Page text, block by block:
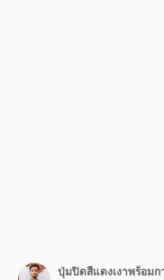
ปุ่มปิดสีแดงเงาพร้อม